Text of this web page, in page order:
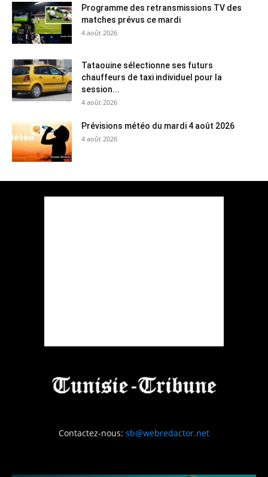
Programme des retransmissions TV des
matches prévus ce mardi
4 août 2026
Tataouine sélectionne ses futurs
chauffeurs de taxi individuel pour la
session...
4 août 2026
Prévisions météo du mardi 4 août 2026
4 août 2026
Contactez-nous: sb@webredactor.net